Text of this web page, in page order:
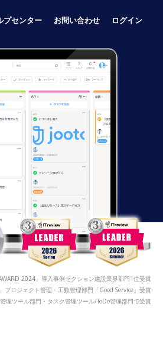
プセンター お問い合わせ ログイン
2024」導入事例セクション建設業界部門1位受賞
プロジェクト管理・工数管理部門「Good Service」受賞
ツール部門・タスク管理ツール/ToDo管理部門で受賞